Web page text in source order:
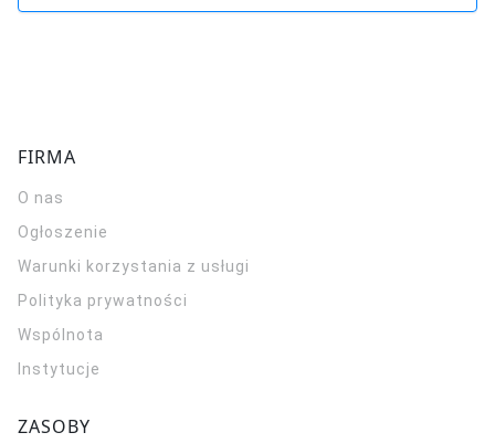
FIRMA
O nas
Ogłoszenie
Warunki korzystania z usługi
Polityka prywatności
Wspólnota
Instytucje
ZASOBY